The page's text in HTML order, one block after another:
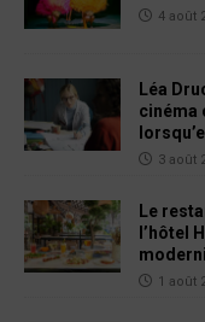
4 août
Léa
cinéma
3 août
Le
l’hôtel
1 août